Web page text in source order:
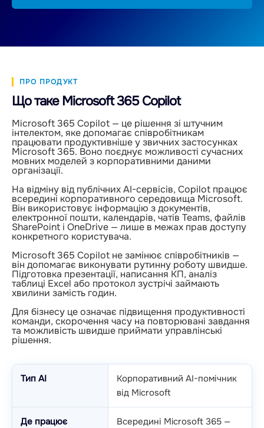
ПРО ПРОДУКТ
Що таке Microsoft 365 Copilot
Microsoft 365 Copilot — це рішення зі штучним
інтелектом, яке допомагає співробітникам
працювати продуктивніше у звичних застосунках
Microsoft 365. Воно поєднує можливості сучасних
мовних моделей з корпоративними даними
організації.
На відміну від публічних AI-сервісів, Copilot працює
всередині корпоративного середовища Microsoft.
Він використовує інформацію з документів,
електронної пошти, календарів, чатів Teams, файлів
SharePoint і OneDrive — лише в межах прав доступу
конкретного користувача.
Microsoft 365 Copilot не замінює співробітників —
він допомагає виконувати рутинну роботу швидше.
Підготовка презентації, написання КП, аналіз
таблиці Excel або протокол зустрічі займають
хвилини замість годин.
Для бізнесу це означає підвищення продуктивності
команди, скорочення часу на повторювані завдання
та можливість швидше приймати управлінські
рішення.
Тип AI
Корпоративний AI-помічник
від Microsoft
Де працює
Всередині Microsoft 365 —